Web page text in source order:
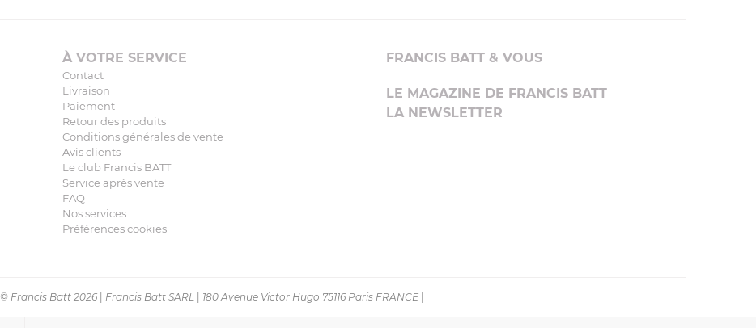
À VOTRE SERVICE
Contact
Livraison
Paiement
Retour des produits
Conditions générales de vente
Avis clients
Le club Francis BATT
Service après vente
FAQ
Nos services
Préférences cookies
FRANCIS BATT & VOUS
LE MAGAZINE DE FRANCIS BATT
LA NEWSLETTER
© Francis Batt 2026 Francis Batt SARL 180 Avenue Victor Hugo 75116 Paris FRANCE